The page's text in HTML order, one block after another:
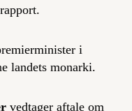
i
landets monarki.
vedtager aftale om